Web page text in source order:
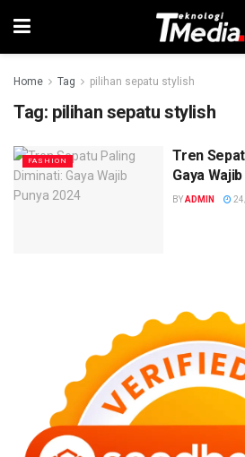
Home Tag pilihan sepatu stylish
Tag: pilihan sepatu stylish
FASHION
Tren
Gaya
BYADMIN